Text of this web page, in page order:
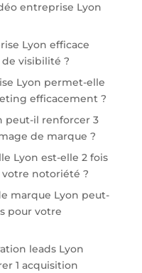
entreprise Lyon
Lyon efficace
visibilité ?
Lyon permet-elle
efficacement ?
peut-il renforcer 3
de marque ?
Lyon est-elle 2 fois
notoriété ?
marque Lyon peut-
pour votre
leads Lyon
1 acquisition